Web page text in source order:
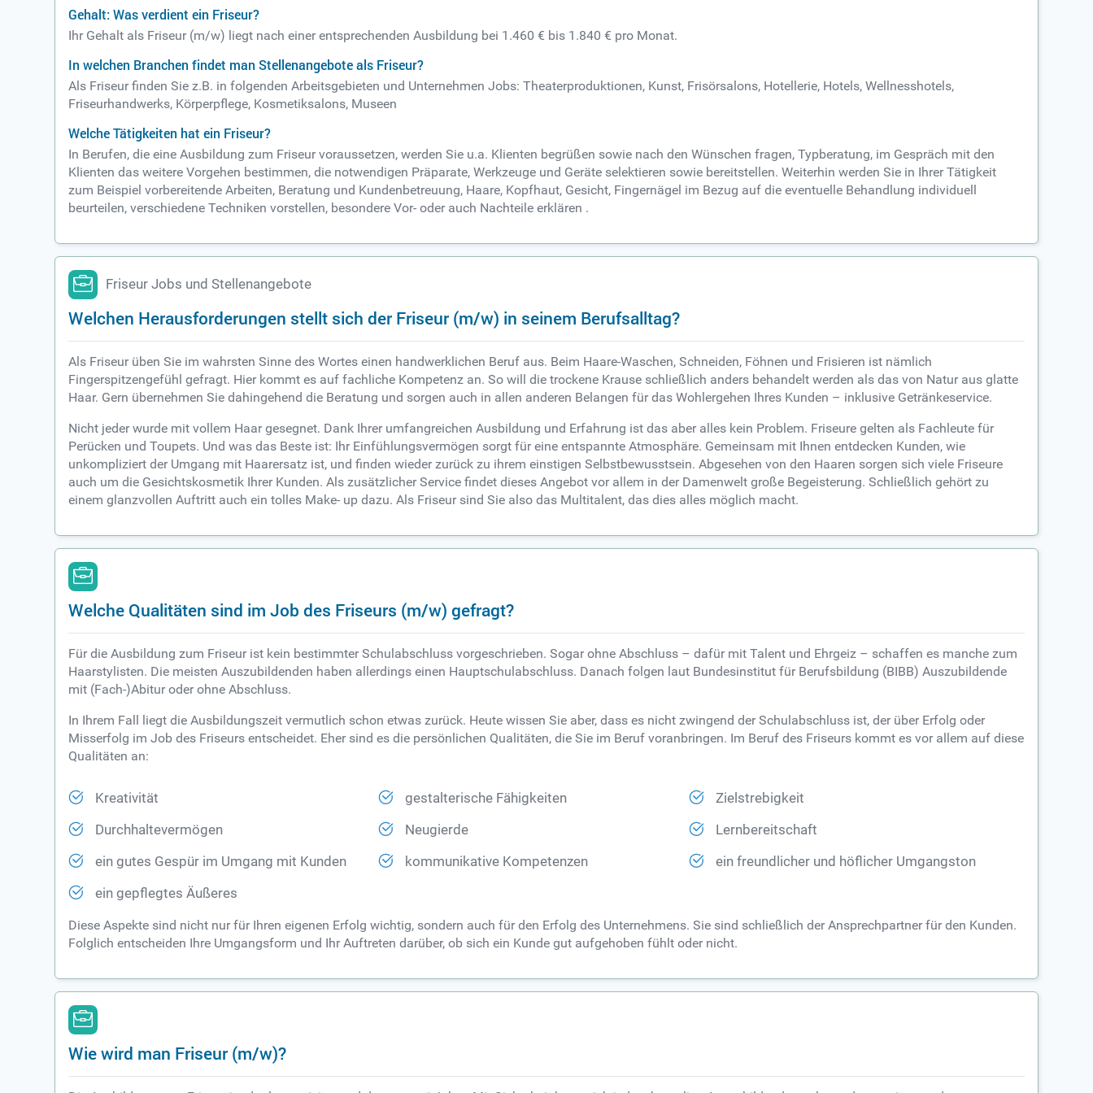
Gehalt: Was verdient ein Friseur?
Ihr Gehalt als Friseur (m/w) liegt nach einer entsprechenden Ausbildung bei 1.460 € bis 1.840 € pro Monat.
In welchen Branchen findet man Stellenangebote als Friseur?
Als Friseur finden Sie z.B. in folgenden Arbeitsgebieten und Unternehmen Jobs: Theaterproduktionen, Kunst, Frisörsalons, Hotellerie, Hotels, Wellnesshotels,
Friseurhandwerks, Körperpflege, Kosmetiksalons, Museen
Welche Tätigkeiten hat ein Friseur?
In Berufen, die eine Ausbildung zum Friseur voraussetzen, werden Sie u.a. Klienten begrüßen sowie nach den Wünschen fragen, Typberatung, im Gespräch mit den
Klienten das weitere Vorgehen bestimmen, die notwendigen Präparate, Werkzeuge und Geräte selektieren sowie bereitstellen. Weiterhin werden Sie in Ihrer Tätigkeit
zum Beispiel vorbereitende Arbeiten, Beratung und Kundenbetreuung, Haare, Kopfhaut, Gesicht, Fingernägel im Bezug auf die eventuelle Behandlung individuell
beurteilen, verschiedene Techniken vorstellen, besondere Vor- oder auch Nachteile erklären .
Friseur Jobs und Stellenangebote
Welchen Herausforderungen stellt sich der Friseur (m/w) in seinem Berufsalltag?
Als Friseur üben Sie im wahrsten Sinne des Wortes einen handwerklichen Beruf aus. Beim Haare-Waschen, Schneiden, Föhnen und Frisieren ist nämlich
Fingerspitzengefühl gefragt. Hier kommt es auf fachliche Kompetenz an. So will die trockene Krause schließlich anders behandelt werden als das von Natur aus glatte
Haar. Gern übernehmen Sie dahingehend die Beratung und sorgen auch in allen anderen Belangen für das Wohlergehen Ihres Kunden – inklusive Getränkeservice.
Nicht jeder wurde mit vollem Haar gesegnet. Dank Ihrer umfangreichen Ausbildung und Erfahrung ist das aber alles kein Problem. Friseure gelten als Fachleute für
Perücken und Toupets. Und was das Beste ist: Ihr Einfühlungsvermögen sorgt für eine entspannte Atmosphäre. Gemeinsam mit Ihnen entdecken Kunden, wie
unkompliziert der Umgang mit Haarersatz ist, und finden wieder zurück zu ihrem einstigen Selbstbewusstsein. Abgesehen von den Haaren sorgen sich viele Friseure
auch um die Gesichtskosmetik Ihrer Kunden. Als zusätzlicher Service findet dieses Angebot vor allem in der Damenwelt große Begeisterung. Schließlich gehört zu
einem glanzvollen Auftritt auch ein tolles Make- up dazu. Als Friseur sind Sie also das Multitalent, das dies alles möglich macht.
Welche Qualitäten sind im Job des Friseurs (m/w) gefragt?
Für die Ausbildung zum Friseur ist kein bestimmter Schulabschluss vorgeschrieben. Sogar ohne Abschluss – dafür mit Talent und Ehrgeiz – schaffen es manche zum
Haarstylisten. Die meisten Auszubildenden haben allerdings einen Hauptschulabschluss. Danach folgen laut Bundesinstitut für Berufsbildung (BIBB) Auszubildende
mit (Fach-)Abitur oder ohne Abschluss.
In Ihrem Fall liegt die Ausbildungszeit vermutlich schon etwas zurück. Heute wissen Sie aber, dass es nicht zwingend der Schulabschluss ist, der über Erfolg oder
Misserfolg im Job des Friseurs entscheidet. Eher sind es die persönlichen Qualitäten, die Sie im Beruf voranbringen. Im Beruf des Friseurs kommt es vor allem auf diese
Qualitäten an:
Kreativität gestalterische Fähigkeiten Zielstrebigkeit
Durchhaltevermögen Neugierde Lernbereitschaft
ein gutes Gespür im Umgang mit Kunden kommunikative Kompetenzen ein freundlicher und höflicher Umgangston
ein gepflegtes Äußeres
Diese Aspekte sind nicht nur für Ihren eigenen Erfolg wichtig, sondern auch für den Erfolg des Unternehmens. Sie sind schließlich der Ansprechpartner für den Kunden.
Folglich entscheiden Ihre Umgangsform und Ihr Auftreten darüber, ob sich ein Kunde gut aufgehoben fühlt oder nicht.
Wie wird man Friseur (m/w)?